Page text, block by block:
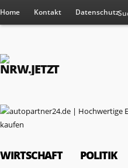
Home Kontakt Datenschutz
WIRTSCHAFT POLITIK